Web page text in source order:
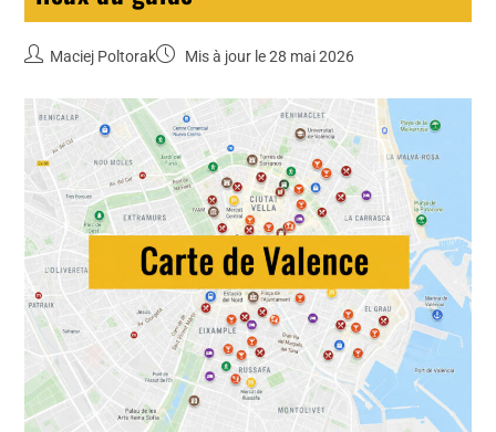
Maciej Poltorak Mis à jour le 28 mai 2026